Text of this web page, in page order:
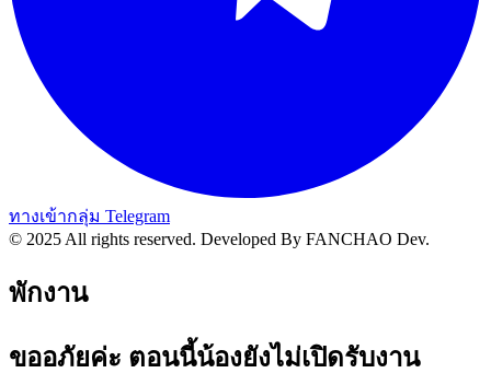
ทางเข้ากลุ่ม Telegram
© 2025 All rights reserved. Developed By FANCHAO Dev.
พักงาน
ขออภัยค่ะ ตอนนี้น้องยังไม่เปิดรับงาน